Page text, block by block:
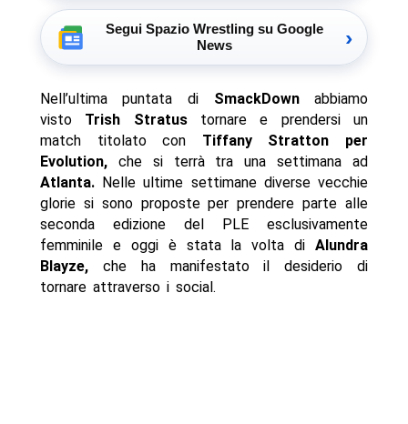
Segui Spazio Wrestling su Google
News
›
Nell’ultima puntata di SmackDownabbiamo
vistoTrish Stratustornare e prendersi un
match titolato con Tiffany Stratton per
Evolution,che si terrà tra una settimana ad
Atlanta.Nelle ultime settimane diverse vecchie
glorie si sono proposte per prendere parte alle
seconda edizione del PLE esclusivamente
femminile e oggi è stata la volta diAlundra
Blayze,che ha manifestato il desiderio di
tornare attraverso i social.